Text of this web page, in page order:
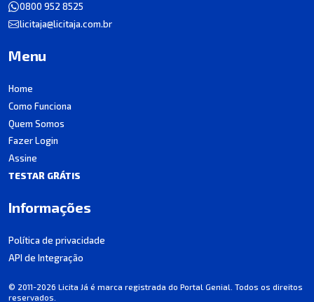
0800 952 8525
licitaja@licitaja.com.br
Menu
Home
Como Funciona
Quem Somos
Fazer Login
Assine
TESTAR GRÁTIS
Informações
Política de privacidade
API de Integração
© 2011-2026 Licita Já é marca registrada do Portal Genial. Todos os direitos
reservados.